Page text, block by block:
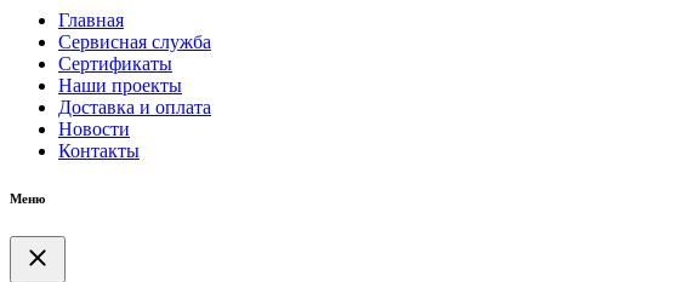
Главная
Сервисная служба
Сертификаты
Наши проекты
Доставка и оплата
Новости
Контакты
Меню